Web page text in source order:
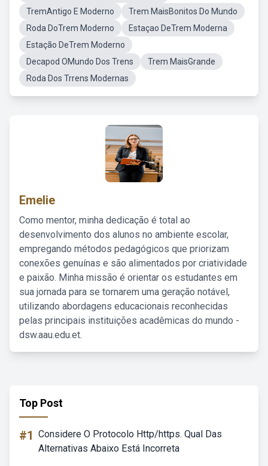
TremAntigo E Moderno
Trem MaisBonitos Do Mundo
Roda DoTrem Moderno
Estaçao DeTrem Moderna
Estação DeTrem Moderno
Decapod OMundo Dos Trens
Trem MaisGrande
Roda Dos Trrens Modernas
Emelie
Como mentor, minha dedicação é total ao
desenvolvimento dos alunos no ambiente escolar,
empregando métodos pedagógicos que priorizam
conexões genuínas e são alimentados por criatividade
e paixão. Minha missão é orientar os estudantes em
sua jornada para se tornarem uma geração notável,
utilizando abordagens educacionais reconhecidas
pelas principais instituições acadêmicas do mundo -
dsw.aau.edu.et.
Top Post
#1 Considere O Protocolo Http/https. Qual Das
Alternativas Abaixo Está Incorreta